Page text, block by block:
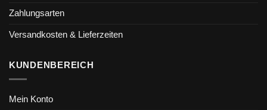
Zahlungsarten
Versandkosten & Lieferzeiten
KUNDENBEREICH
Mein Konto